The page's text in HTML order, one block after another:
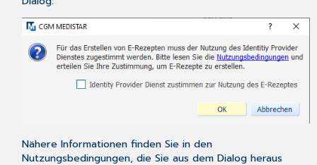
Nähere Informationen finden Sie in den
Nutzungsbedingungen, die Sie aus dem Dialog heraus